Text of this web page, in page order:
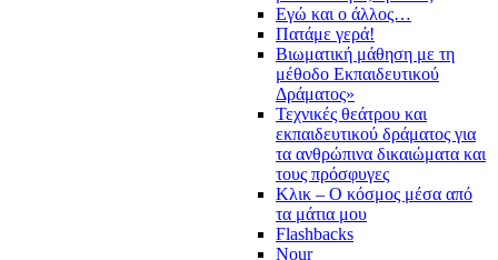
Εγώ και ο άλλος…
Πατάμε γερά!
Βιωματική μάθηση με τη
μέθοδο Εκπαιδευτικού
Δράματος»
Τεχνικές θεάτρου και
εκπαιδευτικού δράματος για
τα ανθρώπινα δικαιώματα και
τους πρόσφυγες
Κλικ – Ο κόσμος μέσα από
τα μάτια μου
Flashbacks
Nour